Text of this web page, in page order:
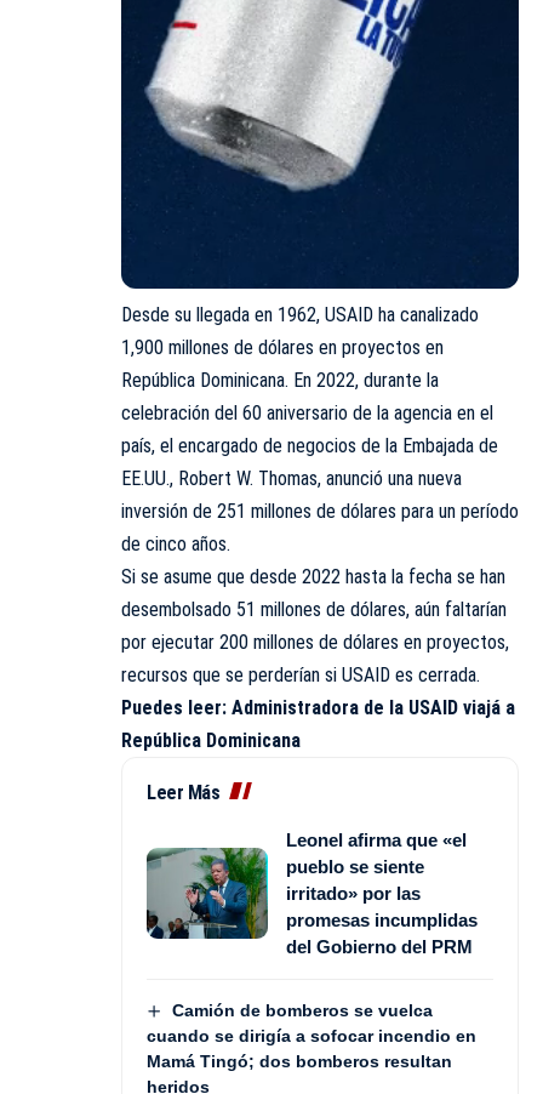
Desde su llegada en 1962, USAID ha canalizado
1,900 millones de dólares en proyectos en
República Dominicana. En 2022, durante la
celebración del 60 aniversario de la agencia en el
país, el encargado de negocios de la Embajada de
EE.UU., Robert W. Thomas, anunció una nueva
inversión de 251 millones de dólares para un período
de cinco años.
Si se asume que desde 2022 hasta la fecha se han
desembolsado 51 millones de dólares, aún faltarían
por ejecutar 200 millones de dólares en proyectos,
recursos que se perderían si USAID es cerrada.
Puedes leer: Administradora de la USAID viajá a
República Dominicana
Leer Más
Leonel afirma que «el
pueblo se siente
irritado» por las
promesas incumplidas
del Gobierno del PRM
Camión de bomberos se vuelca
cuando se dirigía a sofocar incendio en
Mamá Tingó; dos bomberos resultan
heridos